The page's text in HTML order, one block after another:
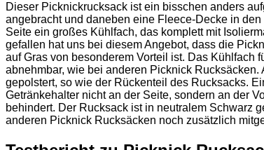
Dieser Picknickrucksack ist ein bisschen anders
angebracht und daneben eine Fleece-Decke in
Seite ein großes Kühlfach, das komplett mit
gefallen hat uns bei diesem Angebot, dass die
auf Gras von besonderem Vorteil ist. Das Kühlfach
abnehmbar, wie bei anderen Picknick
gepolstert, so wie der Rückenteil des Rucksacks.
Getränkehalter nicht an der Seite, sondern an der
behindert. Der Rucksack ist in neutralem Schwarz
anderen Picknick Rucksäcken noch zusätzlich